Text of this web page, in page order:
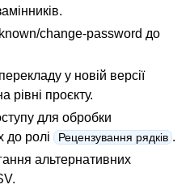
change-password до
у новій версії
проєкту.
для обробки
до ролі Рецензування рядків .
альтернативних